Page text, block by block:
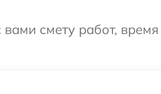
смету работ,